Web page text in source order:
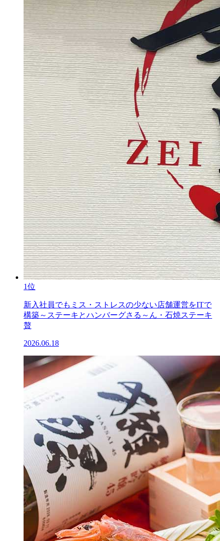
1位
新入社員でもミス・ストレスの少ない店舗運営をITで
構築～ステーキとハンバーグさる～ん・石焼ステーキ
贅
2026.06.18